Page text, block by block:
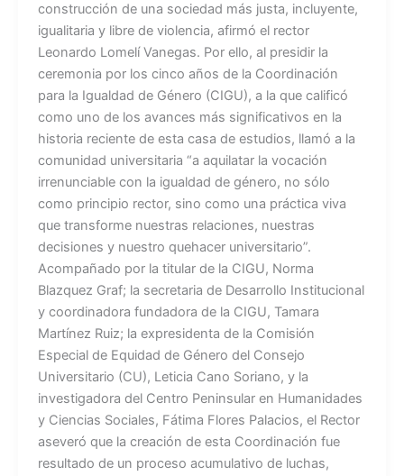
construcción de una sociedad más justa, incluyente,
igualitaria y libre de violencia, afirmó el rector
Leonardo Lomelí Vanegas. Por ello, al presidir la
ceremonia por los cinco años de la Coordinación
para la Igualdad de Género (CIGU), a la que calificó
como uno de los avances más significativos en la
historia reciente de esta casa de estudios, llamó a la
comunidad universitaria “a aquilatar la vocación
irrenunciable con la igualdad de género, no sólo
como principio rector, sino como una práctica viva
que transforme nuestras relaciones, nuestras
decisiones y nuestro quehacer universitario”.
Acompañado por la titular de la CIGU, Norma
Blazquez Graf; la secretaria de Desarrollo Institucional
y coordinadora fundadora de la CIGU, Tamara
Martínez Ruiz; la expresidenta de la Comisión
Especial de Equidad de Género del Consejo
Universitario (CU), Leticia Cano Soriano, y la
investigadora del Centro Peninsular en Humanidades
y Ciencias Sociales, Fátima Flores Palacios, el Rector
aseveró que la creación de esta Coordinación fue
resultado de un proceso acumulativo de luchas,